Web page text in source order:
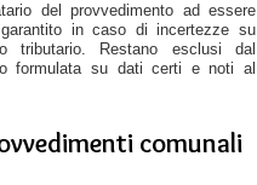
del provvedimento ad essere
in caso di incertezze su
tributario. Restano esclusi dal
formulata su dati certi e noti al
comunali